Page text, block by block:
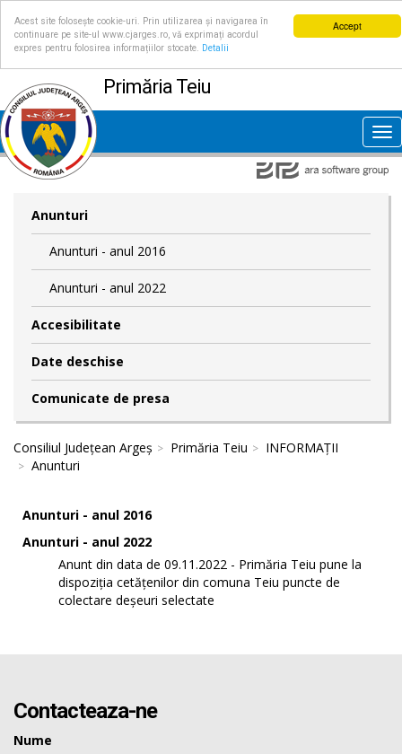
Accept
Acest site folosește cookie-uri. Prin utilizarea și navigarea în
continuare pe site-ul www.cjarges.ro, vă exprimați acordul
expres pentru folosirea informațiilor stocate.
Detalii
Primăria Teiu
Anunturi
Anunturi - anul 2016
Anunturi - anul 2022
Accesibilitate
Date deschise
Comunicate de presa
Consiliul Județean Argeș Primăria Teiu
INFORMAȚII
Anunturi
Anunturi - anul 2016
Anunturi - anul 2022
Anunt din data de 09.11.2022 - Primăria Teiu pune la
dispoziția cetățenilor din comuna Teiu puncte de
colectare deșeuri selectate
Contacteaza-ne
Nume